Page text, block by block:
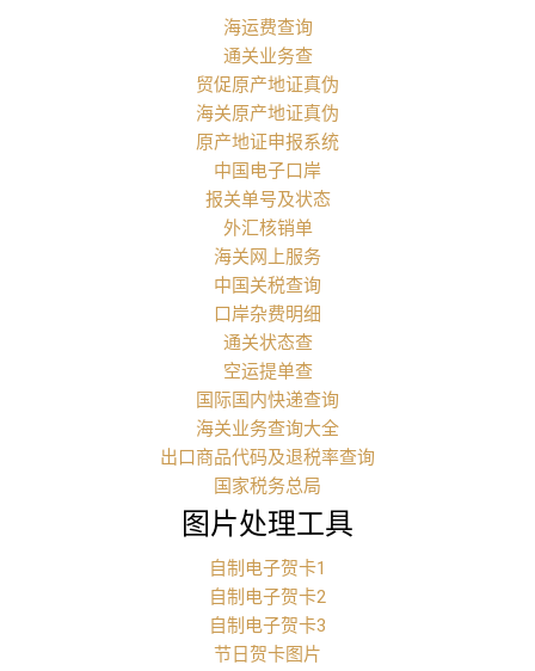
海运费查询
通关业务查
贸促原产地证真伪
海关原产地证真伪
原产地证申报系统
中国电子口岸
报关单号及状态
外汇核销单
海关网上服务
中国关税查询
口岸杂费明细
通关状态查
空运提单查
国际国内快递查询
海关业务查询大全
出口商品代码及退税率查询
国家税务总局
图片处理工具
自制电子贺卡1
自制电子贺卡2
自制电子贺卡3
节日贺卡图片